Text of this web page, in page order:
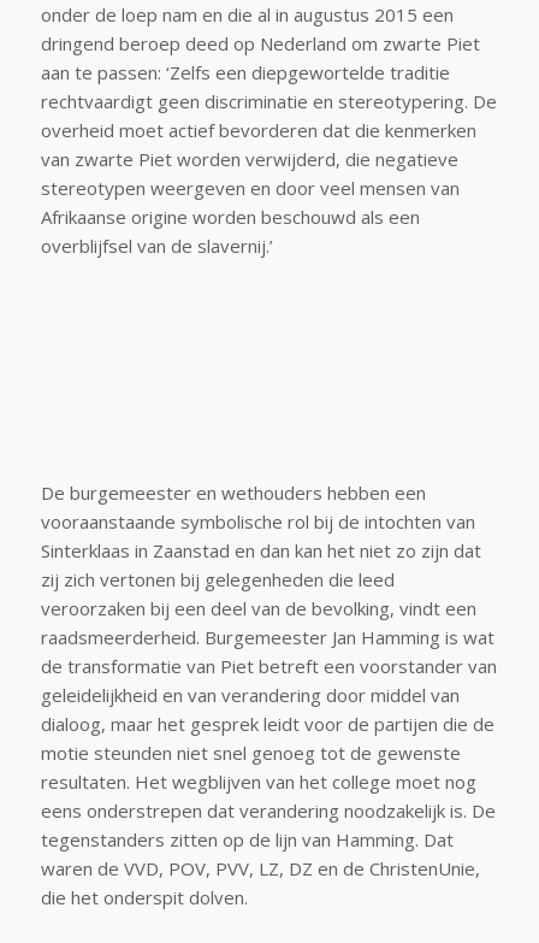
onder de loep nam en die al in augustus 2015 een
dringend beroep deed op Nederland om zwarte Piet
aan te passen: ‘Zelfs een diepgewortelde traditie
rechtvaardigt geen discriminatie en stereotypering. De
overheid moet actief bevorderen dat die kenmerken
van zwarte Piet worden verwijderd, die negatieve
stereotypen weergeven en door veel mensen van
Afrikaanse origine worden beschouwd als een
overblijfsel van de slavernij.’
De burgemeester en wethouders hebben een
vooraanstaande symbolische rol bij de intochten van
Sinterklaas in Zaanstad en dan kan het niet zo zijn dat
zij zich vertonen bij gelegenheden die leed
veroorzaken bij een deel van de bevolking, vindt een
raadsmeerderheid. Burgemeester Jan Hamming is wat
de transformatie van Piet betreft een voorstander van
geleidelijkheid en van verandering door middel van
dialoog, maar het gesprek leidt voor de partijen die de
motie steunden niet snel genoeg tot de gewenste
resultaten. Het wegblijven van het college moet nog
eens onderstrepen dat verandering noodzakelijk is. De
tegenstanders zitten op de lijn van Hamming. Dat
waren de VVD, POV, PVV, LZ, DZ en de ChristenUnie,
die het onderspit dolven.